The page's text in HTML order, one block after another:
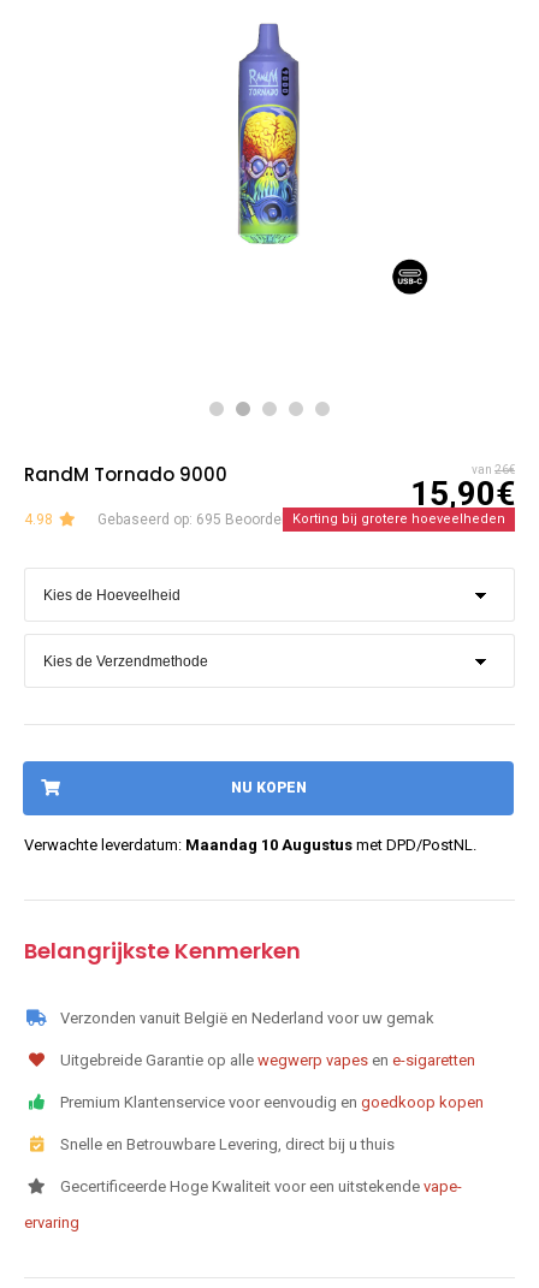
RandM Tornado 9000 van 26€
15,90€
4.98 Gebaseerd op: 695 BeoordelingenKorting bij grotere hoeveelheden
NU KOPEN
Verwachte leverdatum: Maandag 10 Augustus met DPD/PostNL.
Belangrijkste Kenmerken
Verzonden vanuit België en Nederland voor uw gemak
Uitgebreide Garantie op alle wegwerp vapes en e-sigaretten
Premium Klantenservice voor eenvoudig en goedkoop kopen
Snelle en Betrouwbare Levering, direct bij u thuis
Gecertificeerde Hoge Kwaliteit voor een uitstekende vape-
ervaring